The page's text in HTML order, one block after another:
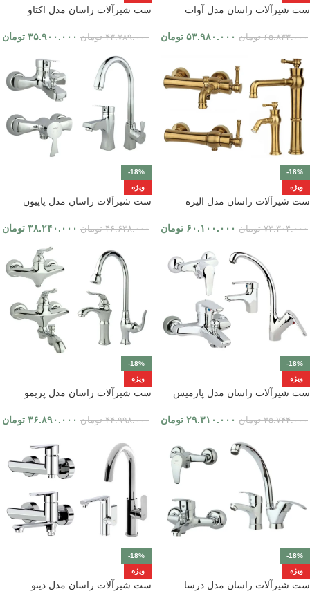
ست شیرآلات راسان مدل آوات
۶۵.۸۳۳.۰۰۰ تومان ۵۳.۹۸۰.۰۰۰ تومان
ست شیرآلات راسان مدل اکتاو
۴۳.۷۸۹.۰۰۰ تومان ۳۵.۹۰۰.۰۰۰ تومان
-18%
ویژه
ست شیرآلات راسان مدل الیزه
۷۳.۳۰۴.۰۰۰ تومان ۶۰.۱۰۰.۰۰۰ تومان
-18%
ویژه
ست شیرآلات راسان مدل پاپیون
۴۶.۶۳۸.۰۰۰ تومان ۳۸.۲۴۰.۰۰۰ تومان
-18%
ویژه
ست شیرآلات راسان مدل پارمیس
۳۵.۷۴۴.۰۰۰ تومان ۲۹.۳۱۰.۰۰۰ تومان
-18%
ویژه
ست شیرآلات راسان مدل پریمو
۴۴.۹۹۸.۰۰۰ تومان ۳۶.۸۹۰.۰۰۰ تومان
-18%
ویژه
ست شیرآلات راسان مدل درسا
-18%
ویژه
ست شیرآلات راسان مدل دینو